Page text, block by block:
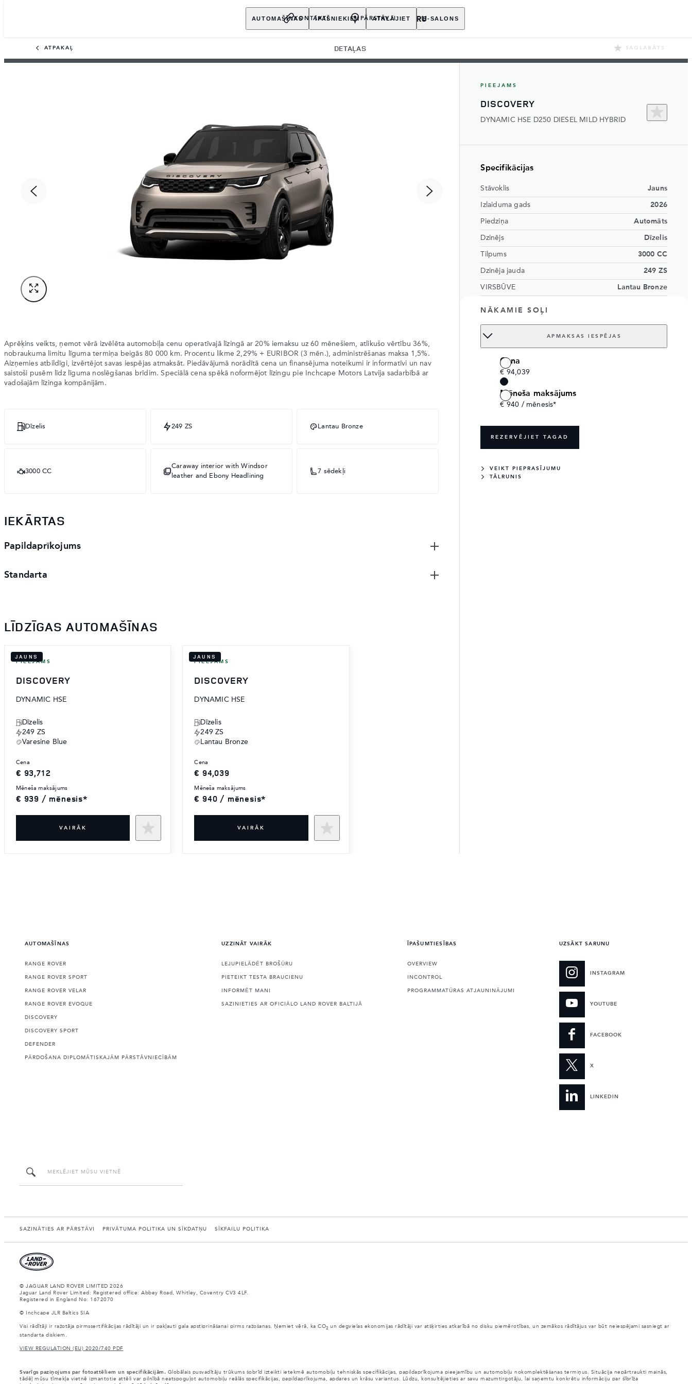
AUTOMAŠĪNAS ĪPAŠNIEKIEM ATKLĀJIET E-SALONS
KONTAKTI PĀRSTĀVJI
ATPAKAĻ DETAĻAS SAGLABĀTS
Aprēķins veikts, ņemot vērā izvēlēta automobiļa cenu operatīvajā līzingā ar 20% iemaksu uz 60 mēnešiem, atlikušo vērtību 36%,
nobraukuma limitu līguma termiņa beigās 80 000 km. Procentu likme 2,29% + EURIBOR (3 mēn.), administrēšanas maksa 1,5%.
Aizņemies atbildīgi, izvērtējot savas iespējas atmaksāt. Piedāvājumā norādītā cena un finansējuma noteikumi ir informatīvi un nav
saistoši pusēm līdz līguma noslēgšanas brīdim. Speciālā cena spēkā noformējot līzingu pie Inchcape Motors Latvija sadarbībā ar
vadošajām līzinga kompānijām.
Dīzelis 249 ZS Lantau Bronze
3000 CC
Caraway interior with Windsor
leather and Ebony Headlining
7 sēdekļi
IEKĀRTAS
Papildaprīkojums
Standarta
LĪDZĪGAS AUTOMAŠĪNAS
JAUNS
PIEEJAMS
DISCOVERY
DYNAMIC HSE
Dīzelis
249 ZS
Varesine Blue
cena
€ 93,712
mēneša maksājums
€ 939 / mēnesis*
VAIRĀK
JAUNS
PIEEJAMS
DISCOVERY
DYNAMIC HSE
Dīzelis
249 ZS
Lantau Bronze
cena
€ 94,039
mēneša maksājums
€ 940 / mēnesis*
VAIRĀK
PIEEJAMS
DISCOVERY
DYNAMIC HSE D250 DIESEL MILD HYBRID
Specifikācijas
Stāvoklis Jauns
Izlaiduma gads 2026
Piedziņa Automāts
Dzinējs Dīzelis
Tilpums 3000 CC
Dzinēja jauda 249 ZS
VIRSBŪVE Lantau Bronze
INTERJERS
VIN numurs SALRA2BW0T2524414
Order no.
NĀKAMIE SOĻI
APMAKSAS IESPĒJAS
Cena
€ 94,039
Mēneša maksājums
€ 940 / mēnesis*
REZERVĒJIET TAGAD
VEIKT PIEPRASĪJUMU
TĀLRUNIS
AUTOMAŠĪNAS
RANGE ROVER
RANGE ROVER SPORT
RANGE ROVER VELAR
RANGE ROVER EVOQUE
DISCOVERY
DISCOVERY SPORT
DEFENDER
PĀRDOŠANA DIPLOMĀTISKAJĀM PĀRSTĀVNIECĪBĀM
UZZINĀT VAIRĀK
LEJUPIELĀDĒT BROŠŪRU
PIETEIKT TESTA BRAUCIENU
INFORMĒT MANI
SAZINIETIES AR OFICIĀLO LAND ROVER BALTIJĀ
ĪPAŠUMTIESĪBAS
OVERVIEW
INCONTROL
PROGRAMMATŪRAS ATJAUNINĀJUMI
UZSĀKT SARUNU
INSTAGRAM
YOUTUBE
FACEBOOK
X
LINKEDIN
SAZINĀTIES AR PĀRSTĀVI PRIVĀTUMA POLITIKA UN SĪKDATŅU SĪKFAILU POLITIKA
© JAGUAR LAND ROVER LIMITED 2026
Jaguar Land Rover Limited: Registered office: Abbey Road, Whitley, Coventry CV3 4LF.
Registered in England No: 1672070
© Inchcape JLR Baltics SIA
Visi rādītāji ir ražotāja pirmssertifikācijas rādītāji un ir pakļauti gala apstiprināšanai pirms ražošanas. Ņemiet vērā, ka CO2 un degvielas ekonomijas rādītāji var atšķirties atkarībā no disku piemērotības, un zemākos rādītājus var būt neiespējami sasniegt ar
standarta diskiem.
VIEW REGULATION (EU) 2020/740 PDF
Svarīgs paziņojums par fotoattēliem un specifikācijām. Globālais pusvadītāju trūkums šobrīd izteikti ietekmē automobiļu tehniskās specifikācijas, papildaprīkojuma pieejamību un automobiļu nokomplektēšanas termiņus. Situācija nepārtraukti mainās,
tādēļ mūsu tīmekļa vietnē izmantotie attēli var pilnībā neatspoguļot automobiļu reālās specifikācijas, papildaprīkojuma, apdares un krāsu variantus. Lūdzu, konsultējieties ar savu mazumtirgotāju, lai saņemtu konkrētu informāciju par šībrīža